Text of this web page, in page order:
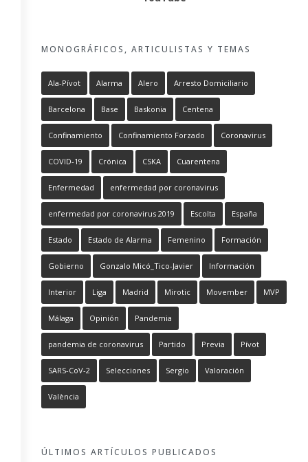
MONOGRÁFICOS, ARTICULISTAS Y TEMAS
Ala-Pívot Alarma Alero Arresto Domiciliario
Barcelona Base Baskonia Centena
Confinamiento Confinamiento Forzado Coronavirus
COVID-19 Crónica CSKA Cuarentena
Enfermedad enfermedad por coronavirus
enfermedad por coronavirus 2019 Escolta España
Estado Estado de Alarma Femenino Formación
Gobierno Gonzalo Micó_Tico-Javier Información
Interior Liga Madrid Mirotic Movember MVP
Málaga Opinión Pandemia
pandemia de coronavirus Partido Previa Pívot
SARS-CoV-2 Selecciones Sergio Valoración
València
ÚLTIMOS ARTÍCULOS PUBLICADOS